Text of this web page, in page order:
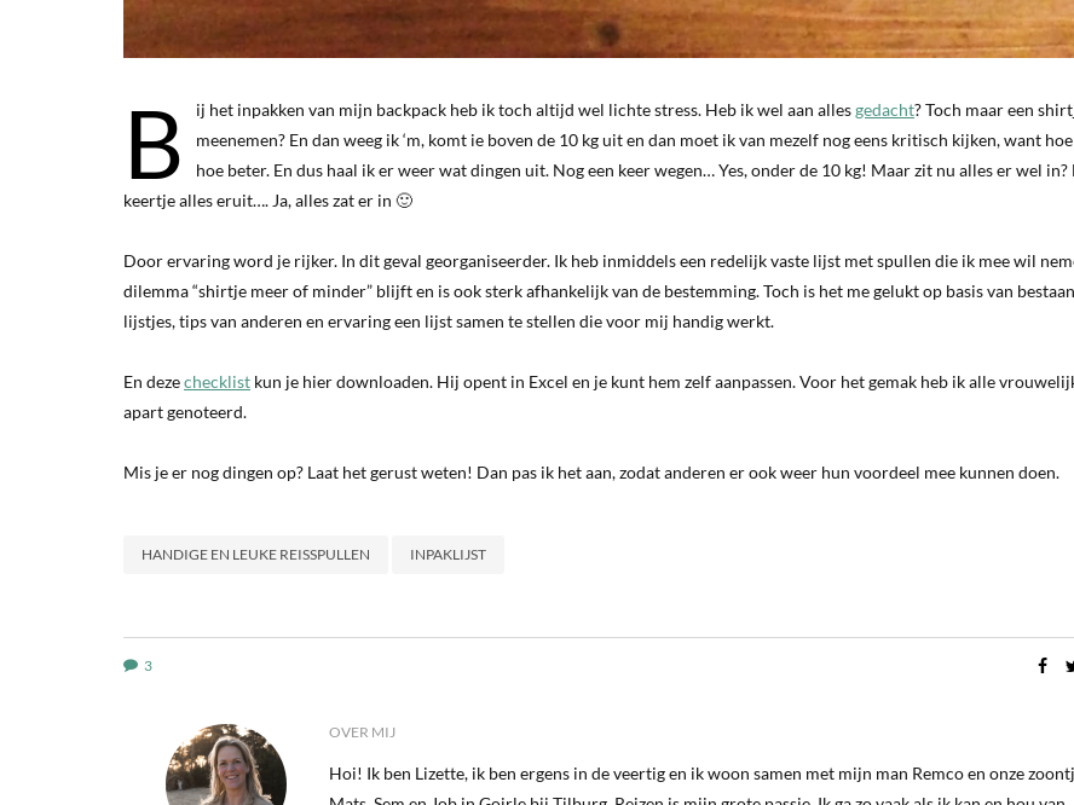
B ij het inpakken van mijn backpack heb ik toch altijd wel lichte stress. Heb ik wel aan allesgedacht? Toch maar een
meenemen? En dan weeg ik ‘m, komt ie boven de 10 kg uit en dan moet ik van mezelf nog eens kritisch kijken, want
hoe beter. En dus haal ik er weer wat dingen uit. Nog een keer wegen… Yes, onder de 10 kg! Maar zit nu alles er wel in?
keertje alles eruit…. Ja, alles zat er in 🙂
Door ervaring word je rijker. In dit geval georganiseerder. Ik heb inmiddels een redelijk vaste lijst met spullen die ik mee wil
dilemma “shirtje meer of minder” blijft en is ook sterk afhankelijk van de bestemming. Toch is het me gelukt op basis van
lijstjes, tips van anderen en ervaring een lijst samen te stellen die voor mij handig werkt.
En dezechecklist kun je hier downloaden. Hij opent in Excel en je kunt hem zelf aanpassen. Voor het gemak heb ik alle
apart genoteerd.
Mis je er nog dingen op? Laat het gerust weten! Dan pas ik het aan, zodat anderen er ook weer hun voordeel mee kunnen doen.
HANDIGE EN LEUKE REISSPULLEN INPAKLIJST
3
OVER MIJ
Hoi! Ik ben Lizette, ik ben ergens in de veertig en ik woon samen met mijn man Remco en onze